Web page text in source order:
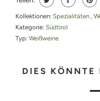
Kollektionen: Spezialitäten ,
Kategorie: Südtirol
Typ: Weißweine
DIES KÖNNTE